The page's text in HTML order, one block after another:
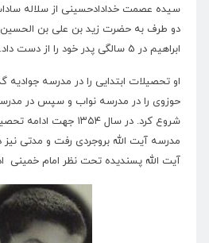
سیده عصمت خدادادحسینی از سلاله
دو طرف به حضرت زید بن علی بن الحسین
ابراهیم در 5 سالگی پدر خود را از دست داد.
او تحصیلات ابتدایی را در مدرسه جوادیه
حوزوی را در مدرسه نواب و سپس در
شروع کرد. در سال ۱۳۵۴
مدرسه آیت الله بروجردی رفت و مدتی
آیت الله پسندیده تحت نظر امام خمینی